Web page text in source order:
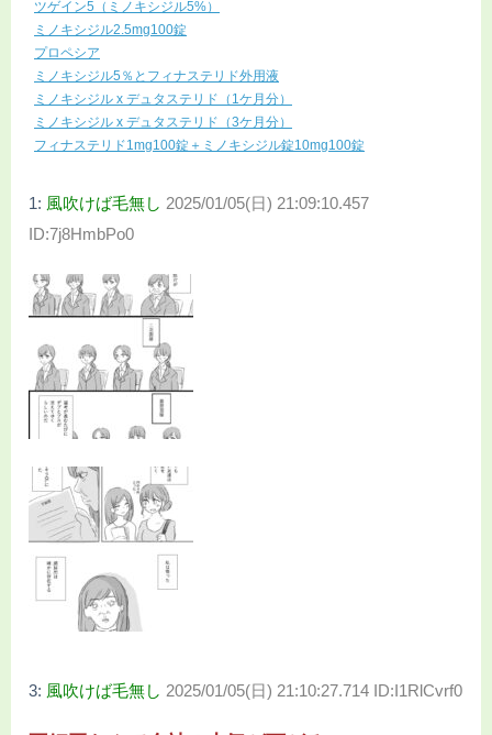
ツゲイン5（ミノキシジル5%）
ミノキシジル2.5mg100錠
プロペシア
ミノキシジル5％とフィナステリド外用液
ミノキシジル x デュタステリド（1ケ月分）
ミノキシジル x デュタステリド（3ケ月分）
フィナステリド1mg100錠＋ミノキシジル錠10mg100錠
1: 風吹けば毛無し 2025/01/05(日) 21:09:10.457
ID:7j8HmbPo0
3: 風吹けば毛無し 2025/01/05(日) 21:10:27.714 ID:I1RlCvrf0